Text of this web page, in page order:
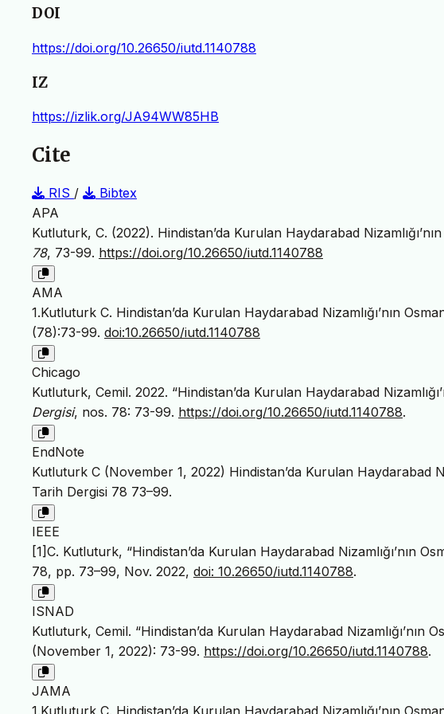
DOI
https://doi.org/10.26650/iutd.1140788
IZ
https://izlik.org/JA94WW85HB
Cite
RIS /
Bibtex
APA
Kutluturk, C. (2022). Hindistan’da Kurulan Haydarabad
78, 73-99. https://doi.org/10.26650/iutd.1140788
AMA
1.Kutluturk C. Hindistan’da Kurulan Haydarabad Nizamlığı’nın
(78):73-99. doi:10.26650/iutd.1140788
Chicago
Kutluturk, Cemil. 2022. “Hindistan’da Kurulan Haydarabad
Dergisi, nos. 78: 73-99. https://doi.org/10.26650/iutd.1140788.
EndNote
Kutluturk C (November 1, 2022) Hindistan’da Kurulan Haydarabad
Tarih Dergisi 78 73–99.
IEEE
[1]C. Kutluturk, “Hindistan’da Kurulan Haydarabad Nizamlığı’nın
78, pp. 73–99, Nov. 2022, doi: 10.26650/iutd.1140788.
ISNAD
Kutluturk, Cemil. “Hindistan’da Kurulan Haydarabad Nizamlığı’nın
(November 1, 2022): 73-99. https://doi.org/10.26650/iutd.1140788.
JAMA